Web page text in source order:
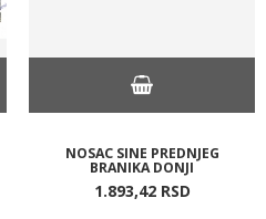
NOSAC SINE PREDNJEG
BRANIKA DONJI
1.893,42 RSD